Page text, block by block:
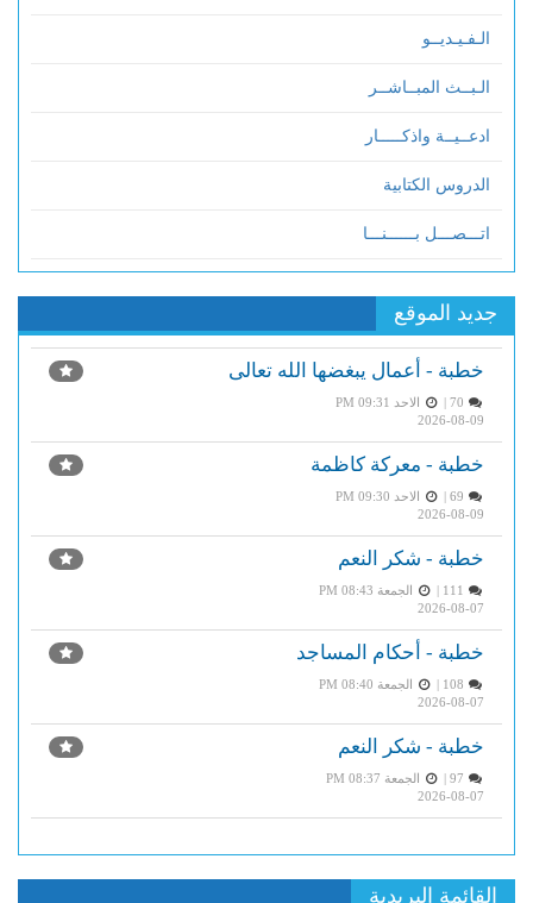
الـفـيـديــو
الـبــث المبــاشــر
ادعــيــة واذكـــــار
الدروس الكتابية
اتـــصـــل بــــــنـــا
جديد الموقع
خطبة - أعمال يبغضها الله تعالى
الاحد PM 09:31
2026-08-09
خطبة - معركة كاظمة
الاحد PM 09:30
2026-08-09
خطبة - شكر النعم
الجمعة PM 08:43
2026-08-07
خطبة - أحكام المساجد
الجمعة PM 08:40
2026-08-07
خطبة - شكر النعم
الجمعة PM 08:37
2026-08-07
القائمة البريدية